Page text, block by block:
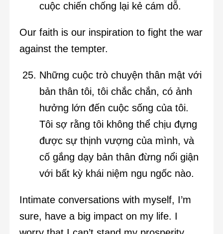
cuộc chiến chống lại kẻ cám dỗ.
Our faith is our inspiration to fight the war
against the tempter.
Những cuộc trò chuyện thân mật với
bản thân tôi, tôi chắc chắn, có ảnh
hưởng lớn đến cuộc sống của tôi.
Tôi sợ rằng tôi không thể chịu đựng
được sự thịnh vượng của mình, và
cố gắng dạy bản thân đừng nổi giận
với bất kỳ khái niệm ngu ngốc nào.
Intimate conversations with myself, I’m
sure, have a big impact on my life. I